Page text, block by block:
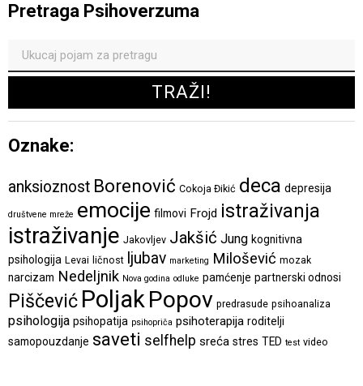
Pretraga Psihoverzuma
Oznake:
anksioznost Borenović Cokoja Đikić deca depresija
društvene mreže emocije filmovi Frojd istraživanja
istraživanje Jakovljev Jakšić Jung kognitivna
psihologija Levai ličnost ljubav marketing Milošević mozak
narcizam Nedeljnik Nova godina odluke pamćenje partnerski odnosi
Piščević PoljakPopov predrasude psihoanaliza
psihologija psihopatija psihopriča psihoterapija roditelji
samopouzdanje saveti selfhelp sreća stres TED test video